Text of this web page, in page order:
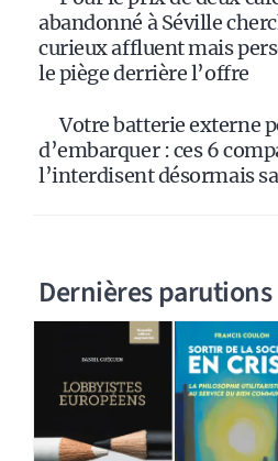
abandonné à Séville
curieux affluent mais
le piège derrière l’offre
Votre batterie externe
d’embarquer : ces 6
l’interdisent désormais
Dernières parutions